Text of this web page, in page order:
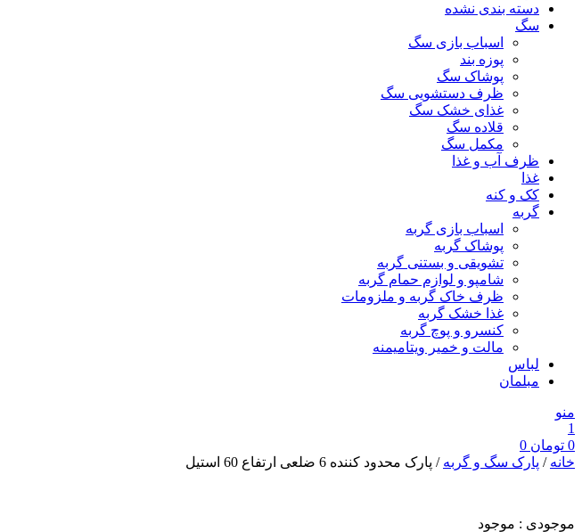
دسته بندی نشده
سگ
اسباب بازی سگ
پوزه بند
پوشاک سگ
ظرف دستشویی سگ
غذای خشک سگ
قلاده سگ
مکمل سگ
ظرف آب و غذا
غذا
کک و کنه
گربه
اسباب بازی گربه
پوشاک گربه
تشویقی و بستنی گربه
شامپو و لوازم حمام گربه
ظرف خاک گربه و ملزومات
غذا خشک گربه
کنسرو و پوچ گربه
مالت و خمیر ویتامیمنه
لباس
مبلمان
منو
1
0 تومان
خانه / پارک سگ و گربه / پارک محدود کننده 6 ضلعی ارتفاع 60 استیل
موجودی : موجود